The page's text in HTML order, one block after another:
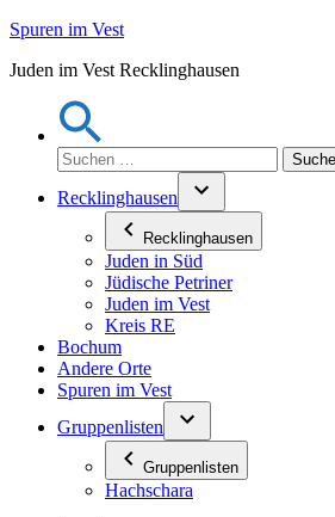
Zum
springen
Spuren im Vest
Juden im Vest Recklinghausen
Suchen
nach:
Recklinghausen
Recklinghausen
Juden in Süd
Jüdische Petriner
Juden im Vest
Kreis RE
Bochum
Andere Orte
Spuren im Vest
Gruppenlisten
Gruppenlisten
Hachschara